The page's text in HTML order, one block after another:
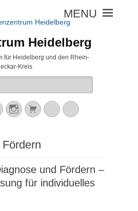
Heidelberg
für Heidelberg und den Rhein-
Kreis
InstagramWarenkorb
CloudPeertube
Fördern
und Fördern –
für individuelles